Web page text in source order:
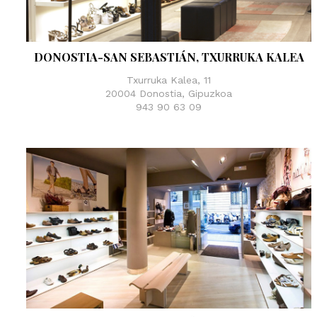
Zapatos
Zapatos
Javier Larrainza
Luis gonzalo
Neosens
Polo Ralph Lauren
Timberland
Tommy Hilfiger
DONOSTIA-SAN SEBASTIÁN, TXURRUKA KALEA
Txurruka Kalea, 11
20004 Donostia, Gipuzkoa
943 90 63 09